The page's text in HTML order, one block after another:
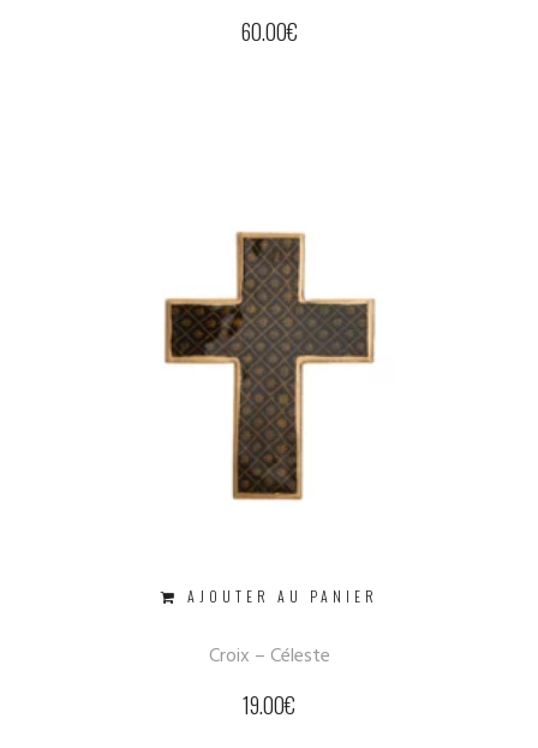
60.00€
AJOUTER AU PANIER
Croix – Céleste
19.00€